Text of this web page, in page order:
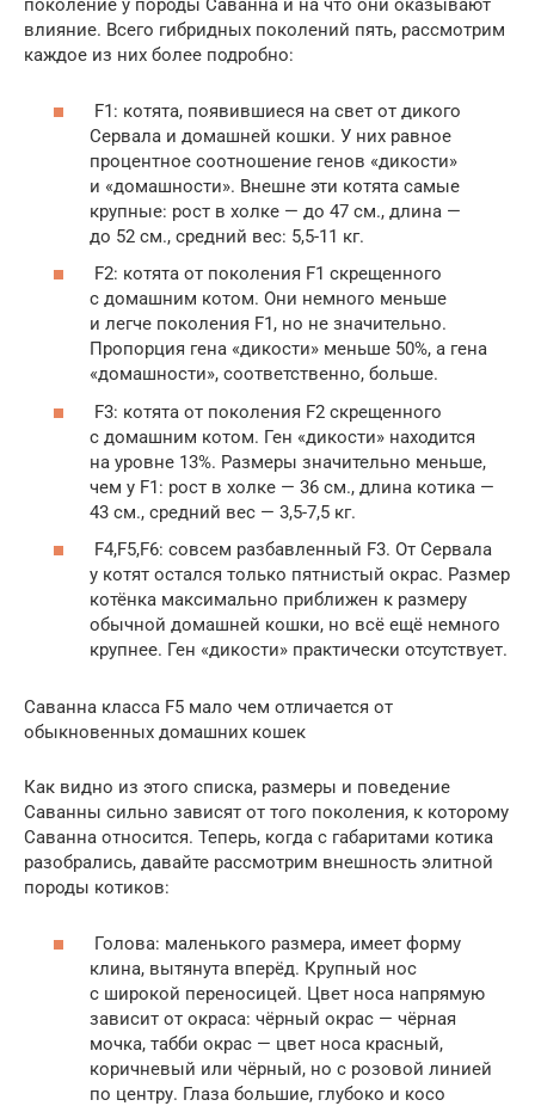
поколение у породы Саванна и на что они оказывают
влияние. Всего гибридных поколений пять, рассмотрим
каждое из них более подробно:
F1: котята, появившиеся на свет от дикого
Сервала и домашней кошки. У них равное
процентное соотношение генов «дикости»
и «домашности». Внешне эти котята самые
крупные: рост в холке — до 47 см., длина —
до 52 см., средний вес: 5,5-11 кг.
F2: котята от поколения F1 скрещенного
с домашним котом. Они немного меньше
и легче поколения F1, но не значительно.
Пропорция гена «дикости» меньше 50%, а гена
«домашности», соответственно, больше.
F3: котята от поколения F2 скрещенного
с домашним котом. Ген «дикости» находится
на уровне 13%. Размеры значительно меньше,
чем у F1: рост в холке — 36 см., длина котика —
43 см., средний вес — 3,5-7,5 кг.
F4,F5,F6: совсем разбавленный F3. От Сервала
у котят остался только пятнистый окрас. Размер
котёнка максимально приближен к размеру
обычной домашней кошки, но всё ещё немного
крупнее. Ген «дикости» практически отсутствует.
Саванна класса F5 мало чем отличается от
обыкновенных домашних кошек
Как видно из этого списка, размеры и поведение
Саванны сильно зависят от того поколения, к которому
Саванна относится. Теперь, когда с габаритами котика
разобрались, давайте рассмотрим внешность элитной
породы котиков:
Голова: маленького размера, имеет форму
клина, вытянута вперёд. Крупный нос
с широкой переносицей. Цвет носа напрямую
зависит от окраса: чёрный окрас — чёрная
мочка, табби окрас — цвет носа красный,
коричневый или чёрный, но с розовой линией
по центру. Глаза большие, глубоко и косо